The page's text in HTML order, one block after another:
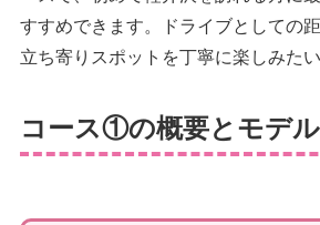
すすめできます。ドライブとしての
立ち寄りスポットを丁寧に楽しみた
コース①の概要とモデ